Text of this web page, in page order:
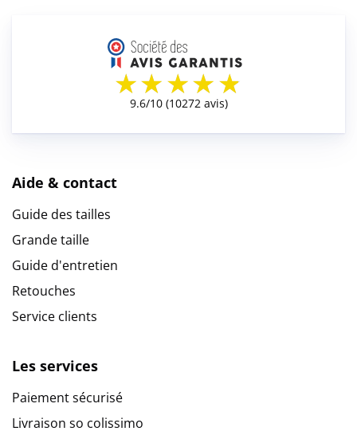
Aide & contact
Guide des tailles
Grande taille
Guide d'entretien
Retouches
Service clients
Les services
Paiement sécurisé
Livraison so colissimo